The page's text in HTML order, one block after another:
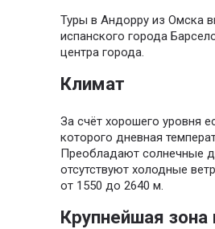
Туры в Андорру из Омска
испанского города
центра города.
Климат
За счёт хорошего уровня
которого дневная
Преобладают солнечные
отсутствуют холодные
от 1550 до 2640 м.
Крупнейшая зона